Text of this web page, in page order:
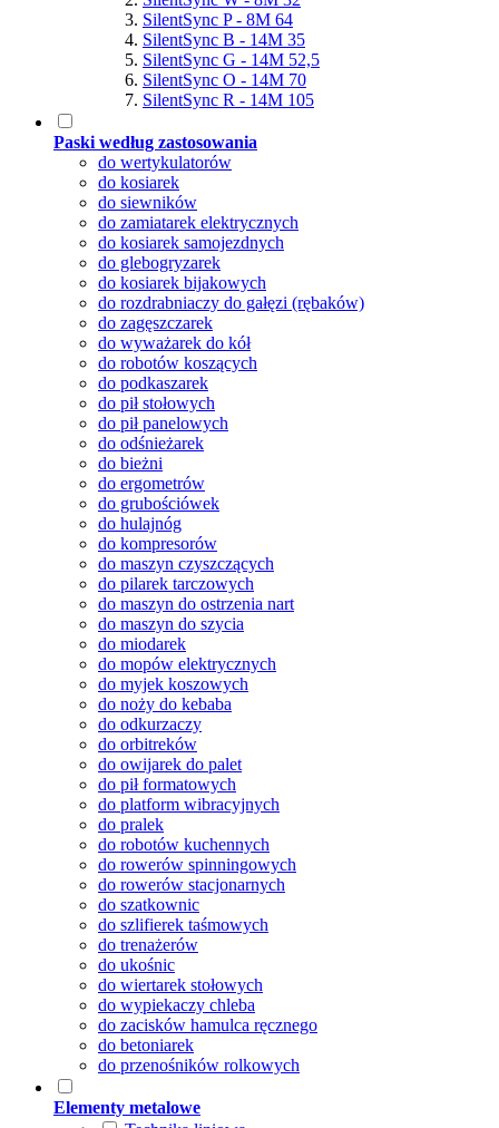
SilentSync P - 8M 64
SilentSync B - 14M 35
SilentSync G - 14M 52,5
SilentSync O - 14M 70
SilentSync R - 14M 105
Paski według zastosowania
do wertykulatorów
do kosiarek
do siewników
do zamiatarek elektrycznych
do kosiarek samojezdnych
do glebogryzarek
do kosiarek bijakowych
do rozdrabniaczy do gałęzi (rębaków)
do zagęszczarek
do wyważarek do kół
do robotów koszących
do podkaszarek
do pił stołowych
do pił panelowych
do odśnieżarek
do bieżni
do ergometrów
do grubościówek
do hulajnóg
do kompresorów
do maszyn czyszczących
do pilarek tarczowych
do maszyn do ostrzenia nart
do maszyn do szycia
do miodarek
do mopów elektrycznych
do myjek koszowych
do noży do kebaba
do odkurzaczy
do orbitreków
do owijarek do palet
do pił formatowych
do platform wibracyjnych
do pralek
do robotów kuchennych
do rowerów spinningowych
do rowerów stacjonarnych
do szatkownic
do szlifierek taśmowych
do trenażerów
do ukośnic
do wiertarek stołowych
do wypiekaczy chleba
do zacisków hamulca ręcznego
do betoniarek
do przenośników rolkowych
Elementy metalowe